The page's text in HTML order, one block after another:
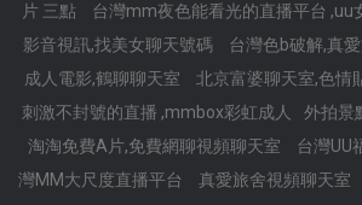
片 三點
台灣mm夜色能看光的直播平台 ,uu
影音視訊,找美女聊天號碼
台灣色b破解,真
成人電影,鶴聊聊天室
北京富婆聊天室,色情
刺激不封號的直播 ,mmbox彩虹成人
外拍景
淘淘免費A片,免費網聊視頻聊天室
台灣UU
灣MM大尺度直播平台
真愛旅舍視頻聊天室